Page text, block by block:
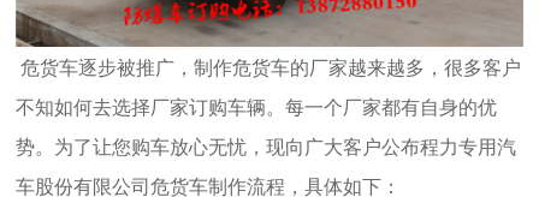
危货车逐步被推广，制作危货车的厂家越来越多，很多客户
不知如何去选择厂家订购车辆。每一个厂家都有自身的优
势。为了让您购车放心无忧，现向广大客户公布程力专用汽
车股份有限公司危货车制作流程，具体如下：